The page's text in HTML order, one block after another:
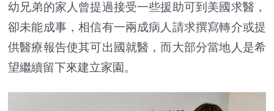
幼兄弟的家人曾提過接受一些援助可到美國求醫，
卻未能成事，相信有一兩成病人請求撰寫轉介或提
供醫療報告使其可出國就醫，而大部分當地人是希
望繼續留下來建立家園。